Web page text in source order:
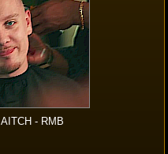
AITCH - RMB